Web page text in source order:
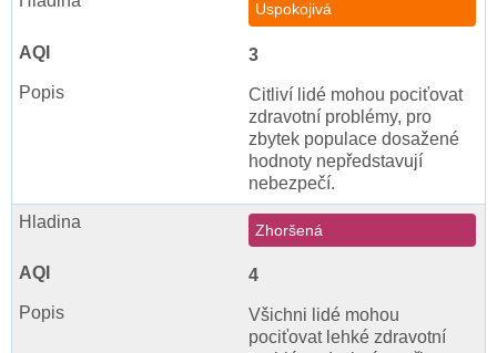
Uspokojivá
3
Citliví lidé mohou pociťovat
zdravotní problémy, pro
zbytek populace dosažené
hodnoty nepředstavují
nebezpečí.
Zhoršená
4
Všichni lidé mohou
pociťovat lehké zdravotní